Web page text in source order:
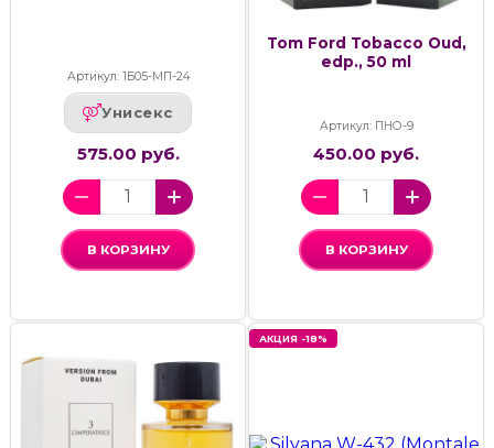
Артикул: 1Б05-МП-24
Унисекс
575.00 руб.
В КОРЗИНУ
Tom Ford Tobacco Oud,
edp., 50 ml
Артикул: ПНО-9
450.00 руб.
В КОРЗИНУ
АКЦИЯ -18%